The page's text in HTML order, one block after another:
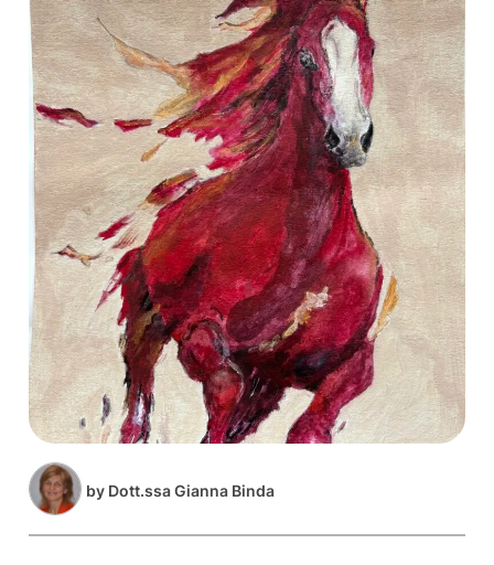
by Dott.ssa Gianna Binda